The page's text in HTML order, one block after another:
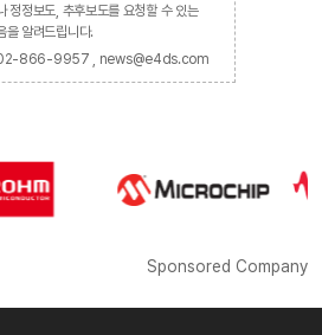
정정보도, 추후보도를 요청할 수 있는
을 알려드립니다.
02-866-9957 , news@e4ds.com
Sponsored Company